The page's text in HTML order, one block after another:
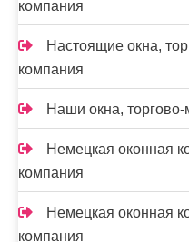
компания
Настоящие окна,
компания
Наши окна,
Немецкая оконная
компания
Немецкая оконная
компания